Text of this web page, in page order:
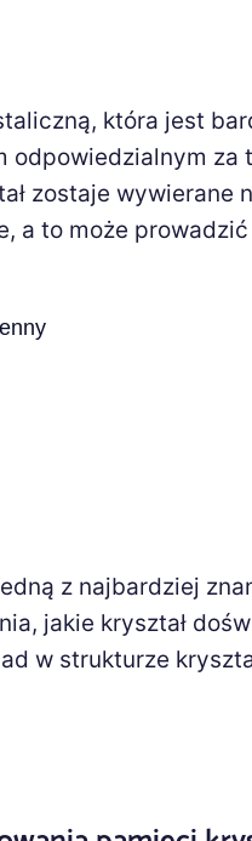
która jest
odpowiedzialnym za
zostaje wywierane
a to może
z najbardziej
jakie kryształ
w strukturze